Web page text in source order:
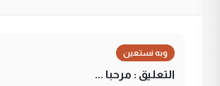
وبه نستعين
التعليق : مرحبا ...